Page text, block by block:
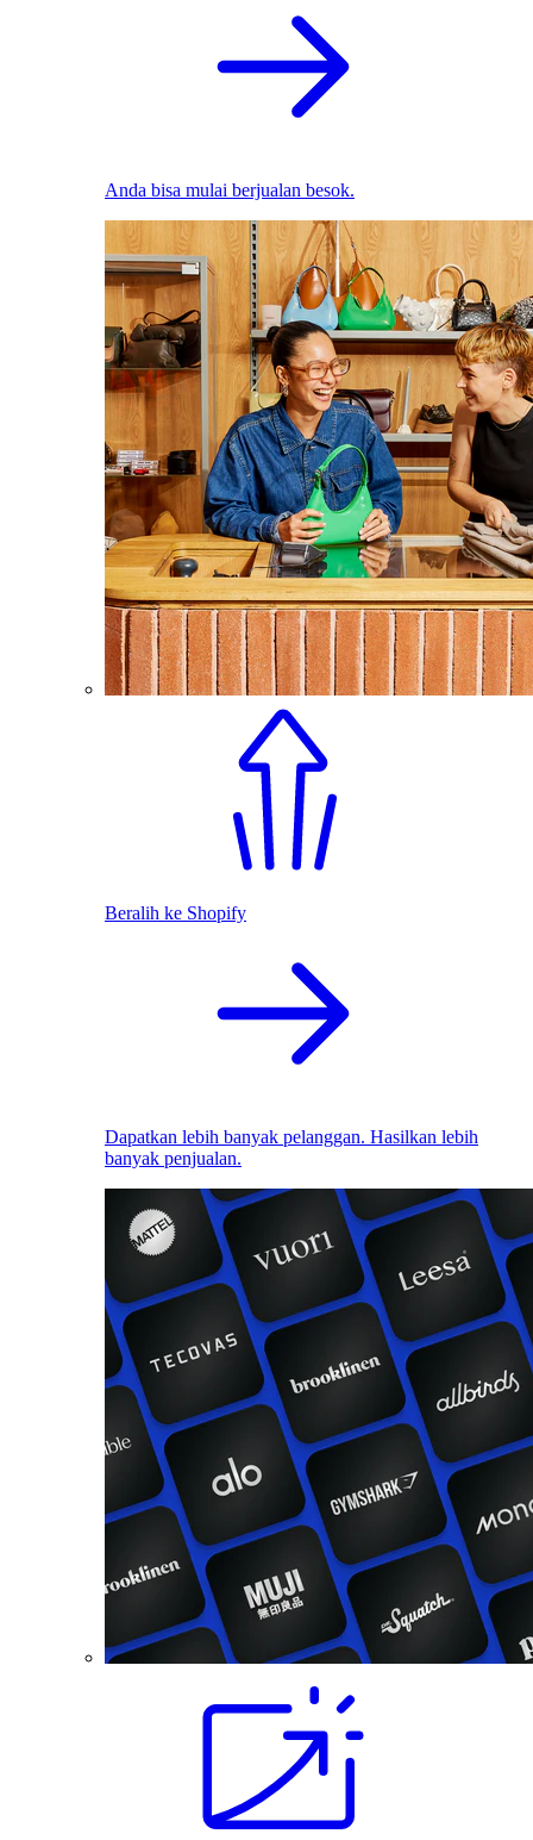
Anda bisa mulai berjualan besok.
Beralih ke Shopify
Dapatkan lebih banyak pelanggan. Hasilkan lebih
banyak penjualan.